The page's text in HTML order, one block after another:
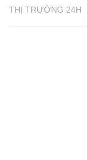
THỊ TRƯỜNG 24H